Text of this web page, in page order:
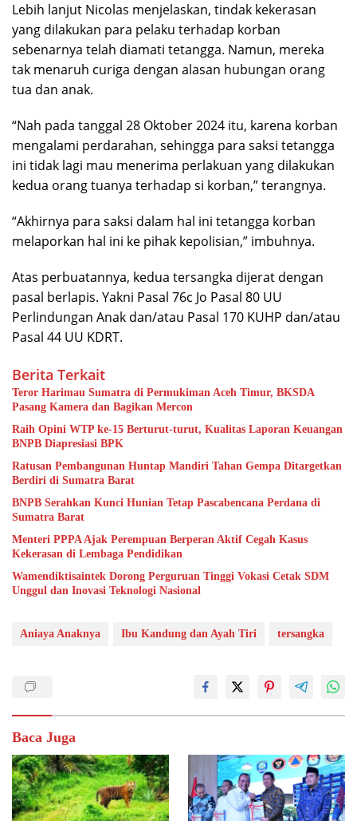
Lebih lanjut Nicolas menjelaskan, tindak kekerasan
yang dilakukan para pelaku terhadap korban
sebenarnya telah diamati tetangga. Namun, mereka
tak menaruh curiga dengan alasan hubungan orang
tua dan anak.
“Nah pada tanggal 28 Oktober 2024 itu, karena korban
mengalami perdarahan, sehingga para saksi tetangga
ini tidak lagi mau menerima perlakuan yang dilakukan
kedua orang tuanya terhadap si korban,” terangnya.
“Akhirnya para saksi dalam hal ini tetangga korban
melaporkan hal ini ke pihak kepolisian,” imbuhnya.
Atas perbuatannya, kedua tersangka dijerat dengan
pasal berlapis. Yakni Pasal 76c Jo Pasal 80 UU
Perlindungan Anak dan/atau Pasal 170 KUHP dan/atau
Pasal 44 UU KDRT.
Berita Terkait
Teror Harimau Sumatra di Permukiman Aceh Timur, BKSDA
Pasang Kamera dan Bagikan Mercon
Raih Opini WTP ke-15 Berturut-turut, Kualitas Laporan Keuangan
BNPB Diapresiasi BPK
Ratusan Pembangunan Huntap Mandiri Tahan Gempa Ditargetkan
Berdiri di Sumatra Barat
BNPB Serahkan Kunci Hunian Tetap Pascabencana Perdana di
Sumatra Barat
Menteri PPPA Ajak Perempuan Berperan Aktif Cegah Kasus
Kekerasan di Lembaga Pendidikan
Wamendiktisaintek Dorong Perguruan Tinggi Vokasi Cetak SDM
Unggul dan Inovasi Teknologi Nasional
Aniaya Anaknya Ibu Kandung dan Ayah Tiri tersangka
Baca Juga